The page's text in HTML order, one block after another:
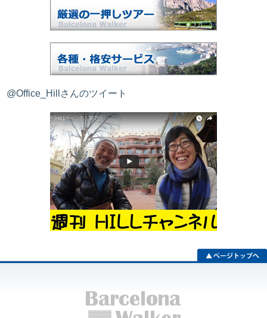
@Office_Hillさんのツイート